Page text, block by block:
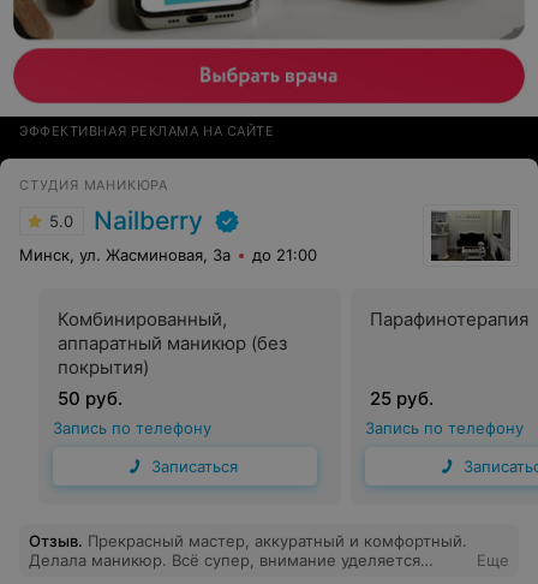
ЭФФЕКТИВНАЯ РЕКЛАМА НА САЙТЕ
СТУДИЯ МАНИКЮРА
5.0 Nailberry
Минск, ул. Жасминовая, 3а до 21:00
Комбинированный,
аппаратный маникюр (без
покрытия)
50 руб.
Запись по телефону
Записаться
Парафинотерапия
25 руб.
Запись по телефону
Отзыв. Прекрасный мастер, аккуратный и комфортный.
Делала маникюр. Всё супер, внимание уделяется
Еще